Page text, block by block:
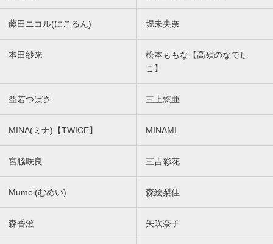
藤田ニコル(にこるん) 堀未央奈
本田紗来
松本ももな【高嶺のなでし
こ】
益若つばさ 三上悠亜
MINA(ミナ)【TWICE】 MINAMI
宮脇咲良 三吉彩花
Mumei(むめい) 森絵梨佳
森香澄 矢吹奈子